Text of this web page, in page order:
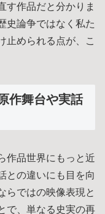
す作品だと分かりま
史論争ではなく私た
止められる点が、こ
作舞台や実話
作品世界にもっと近
との違いにも目を向
らではの映像表現と
で、単なる史実の再